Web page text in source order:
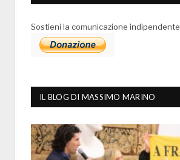
Sostieni la comunicazione indipendente
IL BLOG DI MASSIMO MARINO